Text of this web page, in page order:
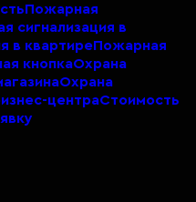
Пожарная
сигнализация в
в квартиреПожарная
кнопкаОхрана
Охрана
центраСтоимость